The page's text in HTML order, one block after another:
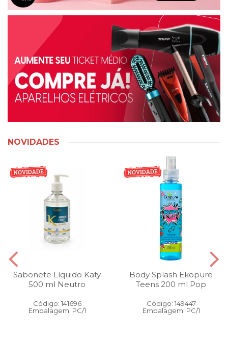
NOVIDADES
Sabonete Líquido Katy
500 ml Neutro
Código: 141696
Embalagem: PC/1
Body Splash Ekopure
Teens 200 ml Pop
Código: 149447
Embalagem: PC/1